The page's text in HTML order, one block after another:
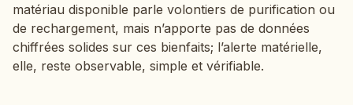
matériau disponible parle volontiers de purification ou
de rechargement, mais n’apporte pas de données
chiffrées solides sur ces bienfaits; l’alerte matérielle,
elle, reste observable, simple et vérifiable.